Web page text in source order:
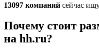
13097 компаний сейчас
Почему стоит
на hh.ru?